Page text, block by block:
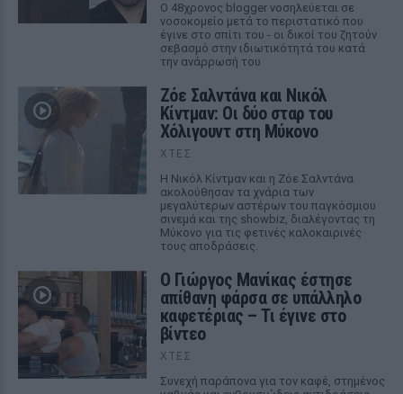
Ο 48χρονος blogger νοσηλεύεται σε
νοσοκομείο μετά το περιστατικό που
έγινε στο σπίτι του - οι δικοί του ζητούν
σεβασμό στην ιδιωτικότητά του κατά
την ανάρρωσή του
Ζόε Σαλντάνα και Νικόλ
Κίντμαν: Οι δύο σταρ του
Χόλιγουντ στη Μύκονο
ΧΤΕΣ
Η Νικόλ Κίντμαν και η Ζόε Σαλντάνα
ακολούθησαν τα χνάρια των
μεγαλύτερων αστέρων του παγκόσμιου
σινεμά και της showbiz, διαλέγοντας τη
Μύκονο για τις φετινές καλοκαιρινές
τους αποδράσεις.
Ο Γιώργος Μανίκας έστησε
απίθανη φάρσα σε υπάλληλο
καφετέριας – Τι έγινε στο
βίντεο
ΧΤΕΣ
Συνεχή παράπονα για τον καφέ, στημένος